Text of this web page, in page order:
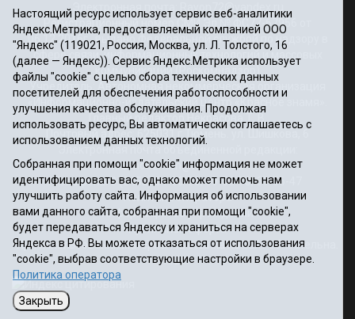
Rayon72@yandex.ru
Регистрационный номер СМИ Эл № ФС77-67956 от
06.12.2016г., выдано Федеральной службой по надзору в
сфере связи, информационных технологий и массовых
коммуникаций (Роскомнадзор)
Учредитель: Автономная некоммерческая организация
«Информационно-издательский центр «Красное знамя».
Главный редактор Некрасова Т. В.
Почтовый адрес: 625031 г.Тюмень. ул. Шишкова, 6
Электронная почта объединенной редакции:
krasnoeznam@rambler.ru
Телефоны 8 (3452) 34-80-60, 69-56-73, 69-56-47
Политика оператора
Информация об учреждении
Публичная оферта
При использовании материалов ссылка на сайт обязательна.
12+
Настоящий ресурс использует сервис веб-аналитики
Яндекс.Метрика, предоставляемый компанией ООО
"Яндекс" (119021, Россия, Москва, ул. Л. Толстого, 16
(далее — Яндекс)). Сервис Яндекс.Метрика использует
файлы "cookie" с целью сбора технических данных
посетителей для обеспечения работоспособности и
улучшения качества обслуживания. Продолжая
использовать ресурс, Вы автоматически соглашаетесь с
использованием данных технологий.
Собранная при помощи "cookie" информация не может
идентифицировать вас, однако может помочь нам
улучшить работу сайта. Информация об использовании
вами данного сайта, собранная при помощи "cookie",
будет передаваться Яндексу и храниться на серверах
Яндекса в РФ. Вы можете отказаться от использования
"cookie", выбрав соответствующие настройки в браузере.
Политика оператора
Закрыть